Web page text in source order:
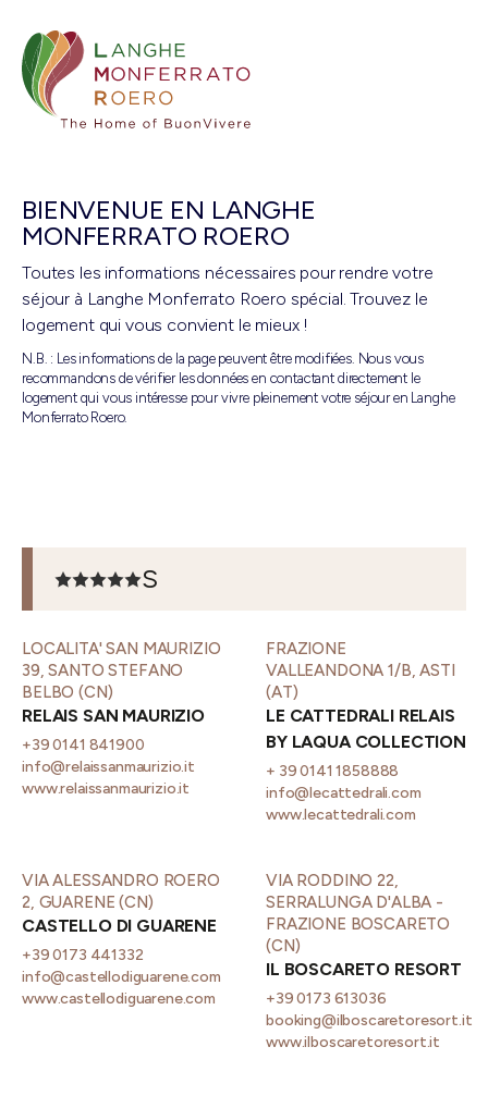
BIENVENUE EN LANGHE
MONFERRATO ROERO
Toutes les informations nécessaires pour rendre votre
séjour à Langhe Monferrato Roero spécial. Trouvez le
logement qui vous convient le mieux !
N.B. : Les informations de la page peuvent être modifiées. Nous vous
recommandons de vérifier les données en contactant directement le
logement qui vous intéresse pour vivre pleinement votre séjour en Langhe
Monferrato Roero.
S
LOCALITA' SAN MAURIZIO
39, SANTO STEFANO
BELBO (CN)
RELAIS SAN MAURIZIO
+39 0141 841900
info@relaissanmaurizio.it
www.relaissanmaurizio.it
FRAZIONE
VALLEANDONA 1/B, ASTI
(AT)
LE CATTEDRALI RELAIS
BY LAQUA COLLECTION
+ 39 0141 1858888
info@lecattedrali.com
www.lecattedrali.com
VIA ALESSANDRO ROERO
2, GUARENE (CN)
CASTELLO DI GUARENE
+39 0173 441332
info@castellodiguarene.com
www.castellodiguarene.com
VIA RODDINO 22,
SERRALUNGA D'ALBA -
FRAZIONE BOSCARETO
(CN)
IL BOSCARETO RESORT
+39 0173 613036
booking@ilboscaretoresort.it
www.ilboscaretoresort.it